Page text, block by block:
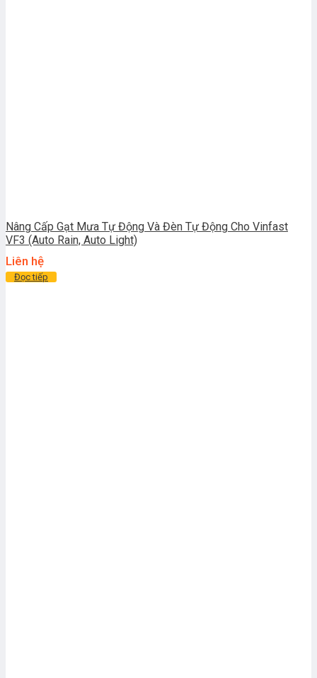
Nâng Cấp Gạt Mưa Tự Động Và Đèn Tự Động Cho Vinfast
VF3 (Auto Rain, Auto Light)
Liên hệ
Đọc tiếp